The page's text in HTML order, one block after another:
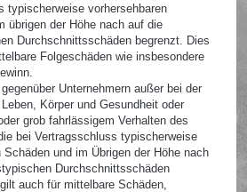
typischerweise vorhersehbaren
übrigen der Höhe nach auf die
Durchschnittsschäden begrenzt. Dies
Folgeschäden wie insbesondere
Unternehmern außer bei der
Körper und Gesundheit oder
grob fahrlässigem Verhalten des
bei Vertragsschluss typischerweise
Schäden und im Übrigen der Höhe nach
Durchschnittsschäden
auch für mittelbare Schäden,